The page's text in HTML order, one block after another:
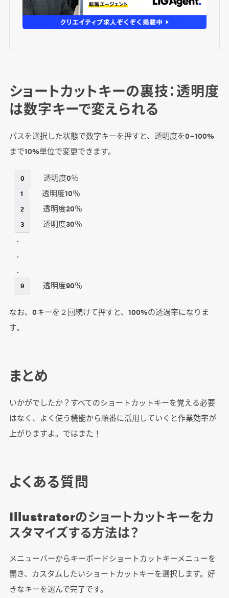
ショートカットキーの裏技：透明度
は数字キーで変えられる
パスを選択した状態で数字キーを押すと、透明度を0~100%
まで10%単位で変更できます。
0 透明度0％
1 透明度10％
2 透明度20％
3
透明度30％
.
.
.
9 透明度90％
なお、0キーを２回続けて押すと、100%の透過率になりま
す。
まとめ
いかがでしたか？すべてのショートカットキーを覚える必要
はなく、よく使う機能から順番に活用していくと作業効率が
上がりますよ。ではまた！
よくある質問
Illustratorのショートカットキーをカ
スタマイズする方法は？
メニューバーからキーボードショートカットキーメニューを
開き、カスタムしたいショートカットキーを選択します。好
きなキーを選んで完了です。